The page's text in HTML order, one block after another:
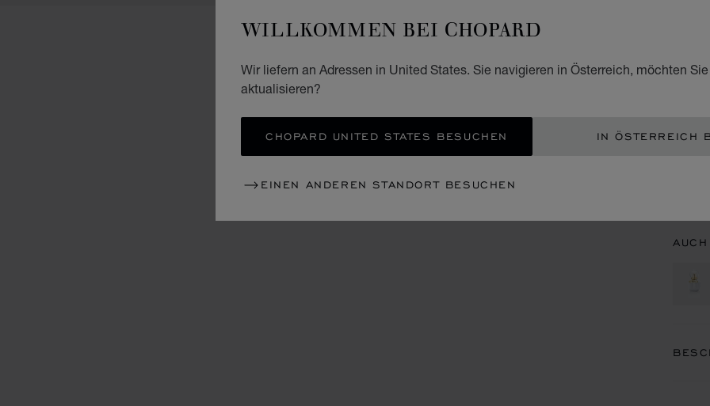
WILLKOMMEN BEI CHOPARD
Wir liefern an Adressen in United States. Sie navigieren in Österreich, möchten
aktualisieren?
CHOPARD UNITED STATES BESUCHEN IN ÖSTERREICH
EINEN ANDEREN STANDORT BESUCHEN